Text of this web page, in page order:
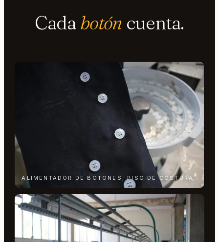
Cada botón cuenta.
ALIMENTADOR DE BOTONES, PISO DE COSTURA